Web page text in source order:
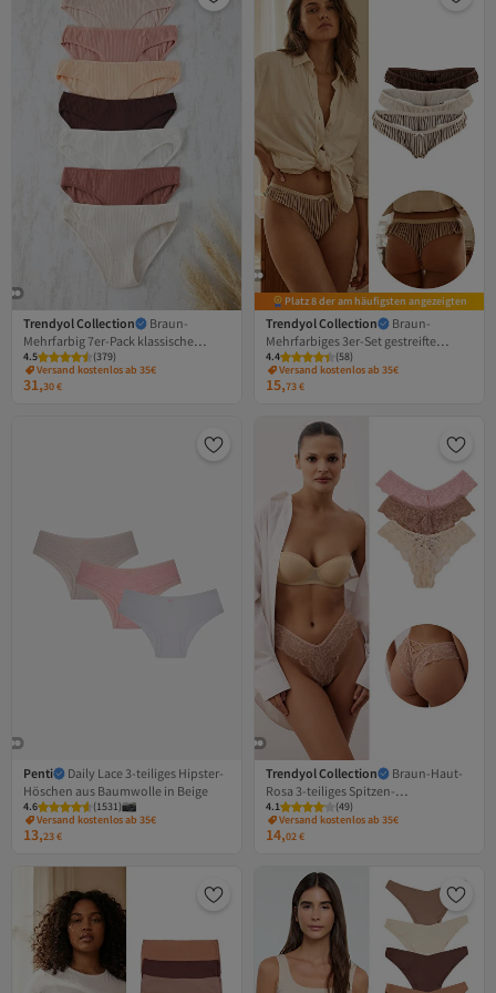
Trendyol Collection
Braun-
Mehrfarbig 7er-Pack klassische
Strickhöschen aus Baumwollfrottee
THMAW25KU00027
4.5 (379)
Versand kostenlos ab 35€
31,30€
Platz 8 der am häufigsten angezeigten
Trendyol Collection
Braun-
Mehrfarbiges 3er-Set gestreifte
Tanga-Höschen aus Tüll
THMSS26KU00012
4.4 (58)
Versand kostenlos ab 35€
15,73€
Penti
Daily Lace 3-teiliges Hipster-
Höschen aus Baumwolle in Beige
4.6 (1531)
Versand kostenlos ab 35€
13,23€
Trendyol Collection
Braun-Haut-
Rosa 3-teiliges Spitzen-
Strickhöschen im brasilianischen Stil
THMAW26KU00019
4.1 (49)
Versand kostenlos ab 35€
14,02€